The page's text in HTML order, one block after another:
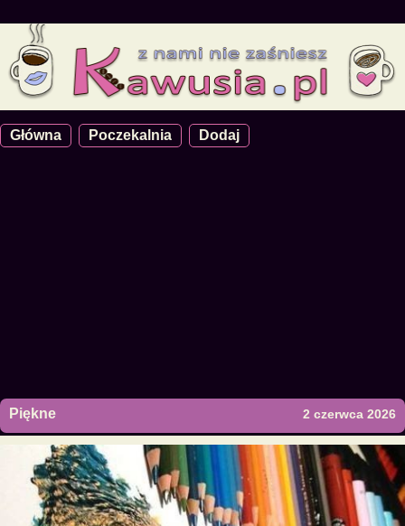
Główna Poczekalnia Dodaj
Piękne 2 czerwca 2026